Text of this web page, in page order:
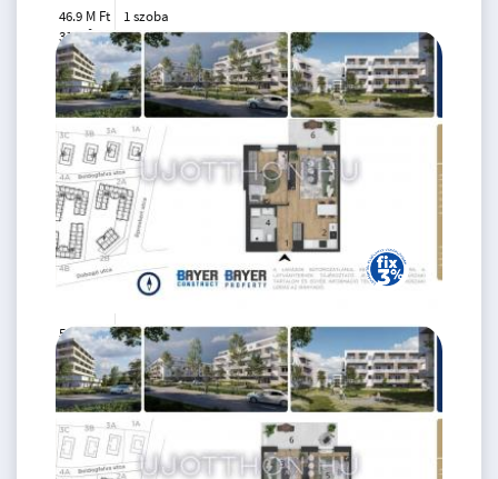
46.9 M Ft
31 m2
1 szoba
3.
emelet
54.5 M Ft
39 m2
2 szoba
2.
emelet